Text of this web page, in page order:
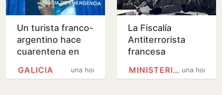
Un turista franco-
argentino hace
cuarentena en
hantavirus
una hora
GALICIA
La Fiscalía
Antiterrorista
francesa
amenazas a losuna hora
MINISTERIO PÚBLICO